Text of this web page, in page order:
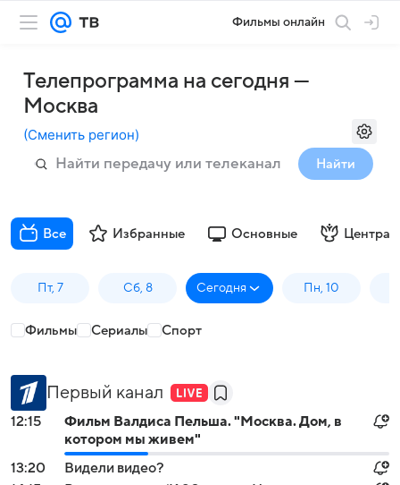
Фильмы онлайн
Телепрограмма на сегодня —
Москва
(Сменить регион)
Найти
Все Избранные Основные
Пт, 7 Сб, 8 Сегодня Пн, 10
Фильмы Сериалы Спорт
Первый канал
12:15
Фильм Валдиса Пельша. "Москва. Дом, в
котором мы живем"
13:20
Видели видео?